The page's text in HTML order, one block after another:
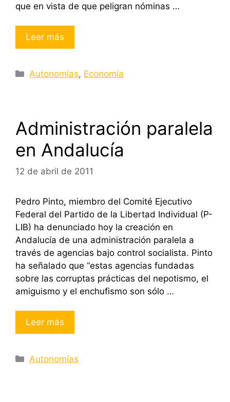
que en vista de que peligran nóminas …
Leer más
Categorías
Autonomías, Economía
Administración paralela
en Andalucía
12 de abril de 2011
Pedro Pinto, miembro del Comité Ejecutivo
Federal del Partido de la Libertad Individual (P-
LIB) ha denunciado hoy la creación en
Andalucía de una administración paralela a
través de agencias bajo control socialista. Pinto
ha señalado que “estas agencias fundadas
sobre las corruptas prácticas del nepotismo, el
amiguismo y el enchufismo son sólo …
Leer más
Categorías
Autonomías